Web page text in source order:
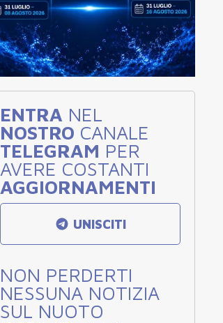
ENTRA NEL
NOSTRO CANALE
TELEGRAM PER
AVERE COSTANTI
AGGIORNAMENTI
UNISCITI
NON PERDERTI
NESSUNA NOTIZIA
SUL NUOTO